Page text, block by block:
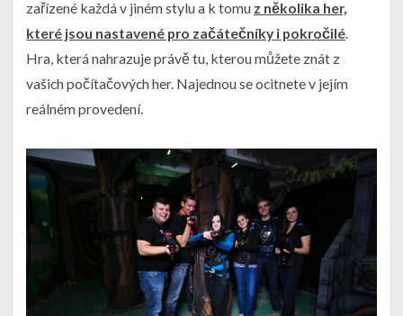
zařízené každá v jiném stylu a k tomu z několika her,
které jsou nastavené pro začátečníky i pokročilé
Hra, která nahrazuje právě tu, kterou můžete znát z
vašich počítačových her. Najednou se ocitnete v jejím
reálném provedení.